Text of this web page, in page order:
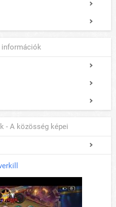
információk
- A közösség képei